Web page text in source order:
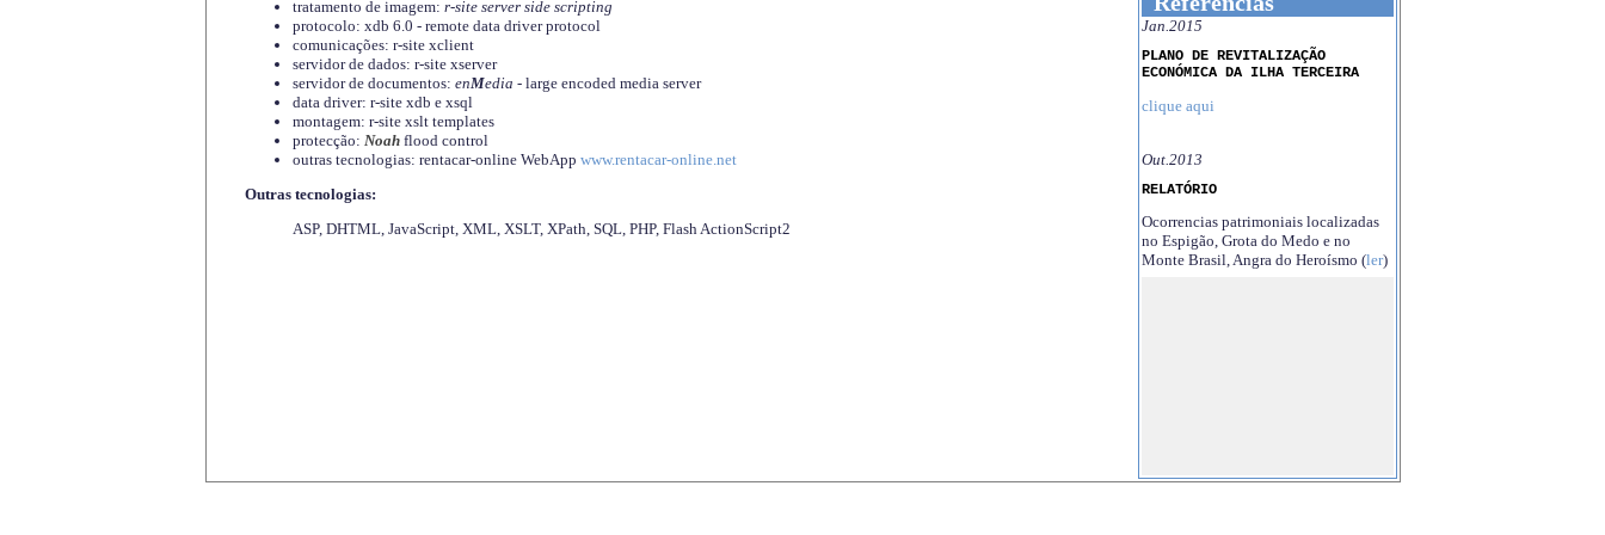
tratamento de imagem: r-site server side scripting
protocolo: xdb 6.0 - remote data driver protocol
comunicações: r-site xclient
servidor de dados: r-site xserver
servidor de documentos: enMedia - large encoded media server
data driver: r-site xdb e xsql
montagem: r-site xslt templates
protecção: Noahflood control
outras tecnologias: rentacar-online WebApp www.rentacar-online.net
Outras tecnologias:
ASP, DHTML, JavaScript, XML, XSLT, XPath, SQL, PHP, Flash ActionScript2
Jan.2015
PLANO DE REVITALIZAÇÃO
ECONÓMICA DA ILHA TERCEIRA
clique aqui
Out.2013
RELATÓRIO
Ocorrencias patrimoniais localizadas
no Espigão, Grota do Medo e no
Monte Brasil, Angra do Heroísmo (ler)